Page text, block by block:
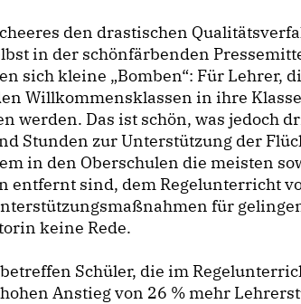
den drastischen
in der schönfärbenden
sich kleine „Bomben“: Für Lehrer,
Willkommensklassen in ihre
werden. Das ist schön, was jedoch
Stunden zur Unterstützung der
in den Oberschulen die meisten
entfernt sind, dem Regelunterricht
für
keine Rede.
Schüler, die im
Anstieg von 26 % mehr